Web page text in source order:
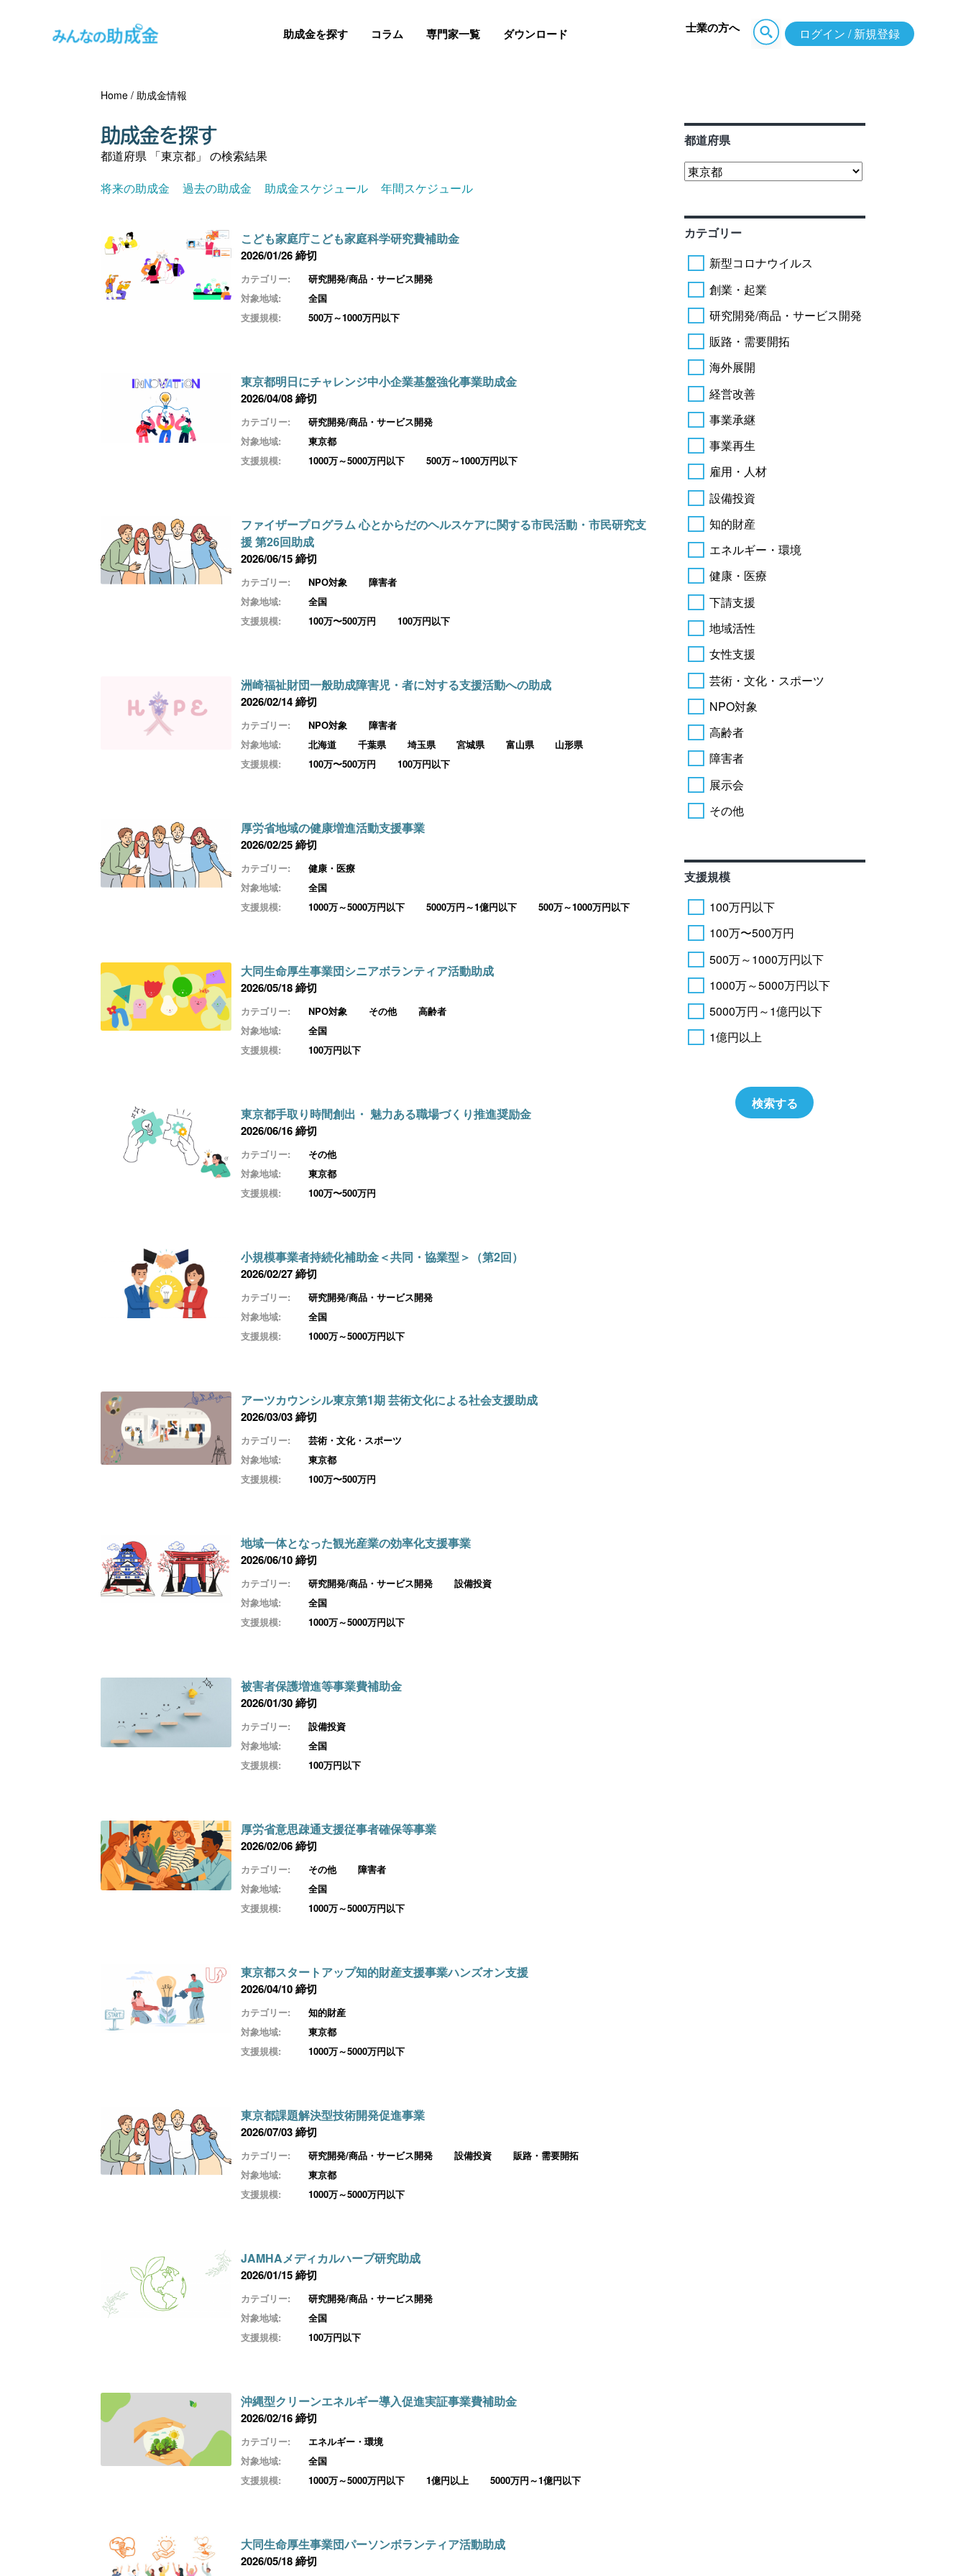
助成金を探す コラム 専門家一覧 ダウンロード 士業の方へ ログイン / 新規登録
Home /助成金情報
助成金を探す
都道府県 「東京都」 の検索結果
将来の助成金
過去の助成金 助成金スケジュール 年間スケジュール
こども家庭庁こども家庭科学研究費補助金
2026/01/26 締切
カテゴリー:
研究開発/商品・サービス開発
対象地域:
全国
支援規模:
500万～1000万円以下
東京都明日にチャレンジ中小企業基盤強化事業助成金
2026/04/08 締切
カテゴリー:
研究開発/商品・サービス開発
対象地域:
東京都
支援規模:
1000万～5000万円以下 500万～1000万円以下
ファイザープログラム 心とからだのヘルスケアに関する市民活動・市民研究支
援 第26回助成
2026/06/15 締切
カテゴリー: NPO対象
障害者
対象地域:
全国
支援規模:
100万〜500万円 100万円以下
洲崎福祉財団一般助成障害児・者に対する支援活動への助成
2026/02/14 締切
カテゴリー: NPO対象
障害者
対象地域:
北海道 千葉県 埼玉県 宮城県 富山県
山形県
支援規模:
100万〜500万円 100万円以下
厚労省地域の健康増進活動支援事業
2026/02/25 締切
カテゴリー:
健康・医療
対象地域:
全国
支援規模:
1000万～5000万円以下 5000万円～1億円以下 500万～1000万円以下
大同生命厚生事業団シニアボランティア活動助成
2026/05/18 締切
カテゴリー: NPO対象 その他
高齢者
対象地域:
全国
支援規模:
100万円以下
東京都手取り時間創出・ 魅力ある職場づくり推進奨励金
2026/06/16 締切
カテゴリー:
その他
対象地域:
東京都
支援規模:
100万〜500万円
小規模事業者持続化補助金＜共同・協業型＞（第2回）
2026/02/27 締切
カテゴリー:
研究開発/商品・サービス開発
対象地域:
全国
支援規模:
1000万～5000万円以下
アーツカウンシル東京第1期 芸術文化による社会支援助成
2026/03/03 締切
カテゴリー:
芸術・文化・スポーツ
対象地域:
東京都
支援規模:
100万〜500万円
地域一体となった観光産業の効率化支援事業
2026/06/10 締切
カテゴリー: 研究開発/商品・サービス開発
設備投資
対象地域:
全国
支援規模:
1000万～5000万円以下
被害者保護増進等事業費補助金
2026/01/30 締切
カテゴリー:
設備投資
対象地域:
全国
支援規模:
100万円以下
厚労省意思疎通支援従事者確保等事業
2026/02/06 締切
カテゴリー: その他
障害者
対象地域:
全国
支援規模:
1000万～5000万円以下
東京都スタートアップ知的財産支援事業ハンズオン支援
2026/04/10 締切
カテゴリー:
知的財産
対象地域:
東京都
支援規模:
1000万～5000万円以下
東京都課題解決型技術開発促進事業
2026/07/03 締切
カテゴリー: 研究開発/商品・サービス開発 設備投資
販路・需要開拓
対象地域:
東京都
支援規模:
1000万～5000万円以下
JAMHAメディカルハーブ研究助成
2026/01/15 締切
カテゴリー:
研究開発/商品・サービス開発
対象地域:
全国
支援規模:
100万円以下
沖縄型クリーンエネルギー導入促進実証事業費補助金
2026/02/16 締切
カテゴリー:
エネルギー・環境
対象地域:
全国
支援規模:
1000万～5000万円以下 1億円以上 5000万円～1億円以下
大同生命厚生事業団パーソンボランティア活動助成
2026/05/18 締切
都道府県
カテゴリー
新型コロナウイルス
創業・起業
研究開発/商品・サービス開発
販路・需要開拓
海外展開
経営改善
事業承継
事業再生
雇用・人材
設備投資
知的財産
エネルギー・環境
健康・医療
下請支援
地域活性
女性支援
芸術・文化・スポーツ
NPO対象
高齢者
障害者
展示会
その他
支援規模
100万円以下
100万〜500万円
500万～1000万円以下
1000万～5000万円以下
5000万円～1億円以下
1億円以上